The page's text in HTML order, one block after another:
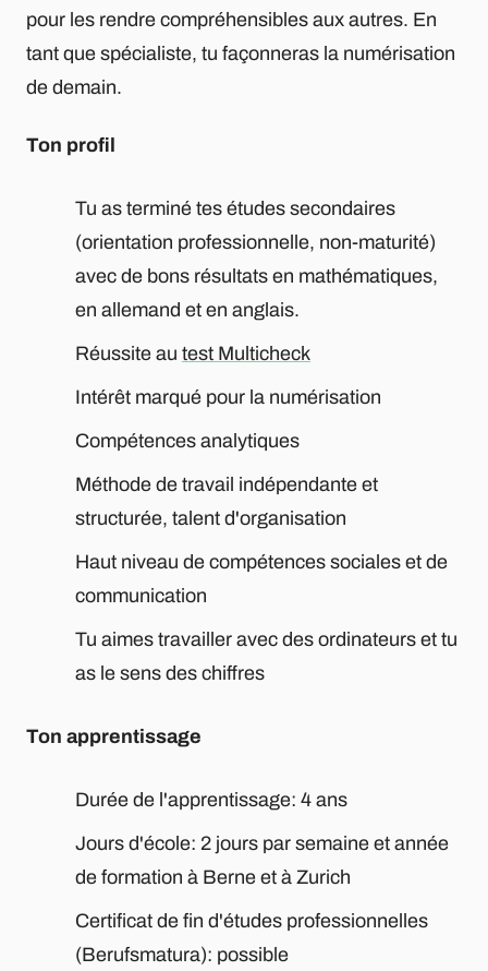
pour les rendre compréhensibles aux autres. En
tant que spécialiste, tu façonneras la numérisation
de demain.
Ton profil
Tu as terminé tes études secondaires
(orientation professionnelle, non-maturité)
avec de bons résultats en mathématiques,
en allemand et en anglais.
Réussite au test Multicheck
Intérêt marqué pour la numérisation
Compétences analytiques
Méthode de travail indépendante et
structurée, talent d'organisation
Haut niveau de compétences sociales et de
communication
Tu aimes travailler avec des ordinateurs et tu
as le sens des chiffres
Ton apprentissage
Durée de l'apprentissage: 4 ans
Jours d'école: 2 jours par semaine et année
de formation à Berne et à Zurich
Certificat de fin d'études professionnelles
(Berufsmatura): possible